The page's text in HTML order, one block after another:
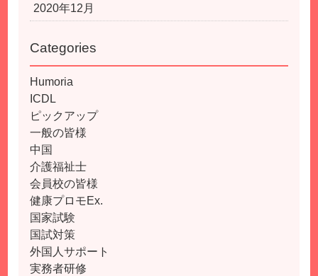
2020年12月
Categories
Humoria
ICDL
ピックアップ
一般の皆様
中国
介護福祉士
会員校の皆様
健康プロモEx.
国家試験
国試対策
外国人サポート
実務者研修